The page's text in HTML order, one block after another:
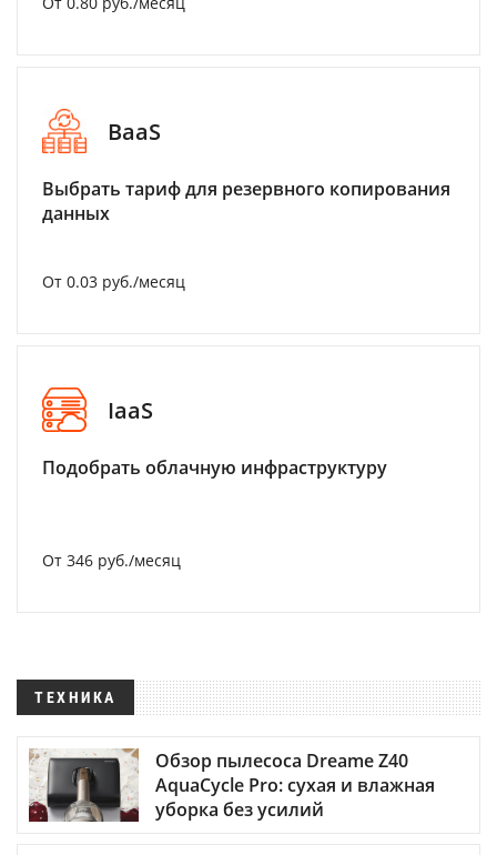
BaaS
Выбрать тариф для резервного копирования
данных
От 0.03 руб./месяц
IaaS
Подобрать облачную инфраструктуру
От 346 руб./месяц
ТЕХНИКА
Обзор пылесоса Dreame Z40
AquaCycle Pro: сухая и влажная
уборка без усилий